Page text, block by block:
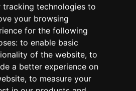
tracking technologies to
your browsing
for the following
to enable basic
of the website, to
a better experience on
, to measure your